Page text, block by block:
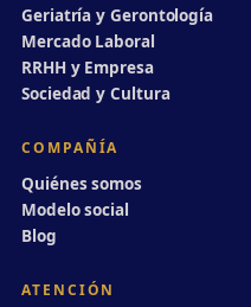
Geriatría y Gerontología
Mercado Laboral
RRHH y Empresa
Sociedad y Cultura
COMPAÑÍA
Quiénes somos
Modelo social
Blog
ATENCIÓN